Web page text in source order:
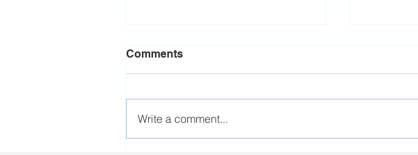
Comments
Write a comment...